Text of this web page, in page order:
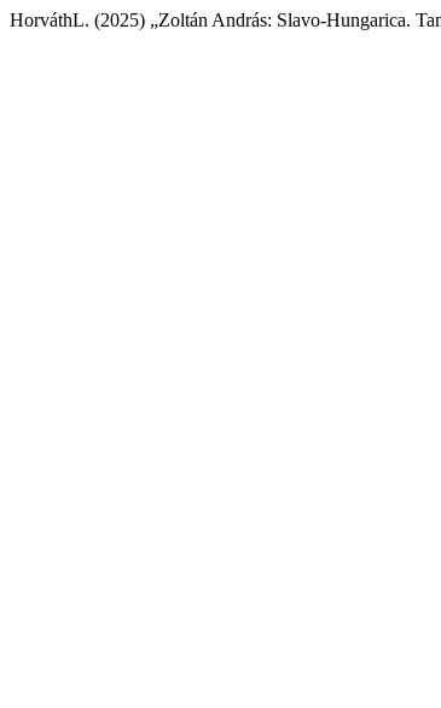
HorváthL. (2025) „Zoltán András: Slavo-Hungarica.